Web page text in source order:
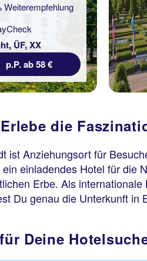
Weiterempfehlung
ÜF, XX
p.P. ab 58 €
die
ist Anziehungsort für
einladendes Hotel für die
Erbe. Als
Du genau die Unterkunft in
Deine